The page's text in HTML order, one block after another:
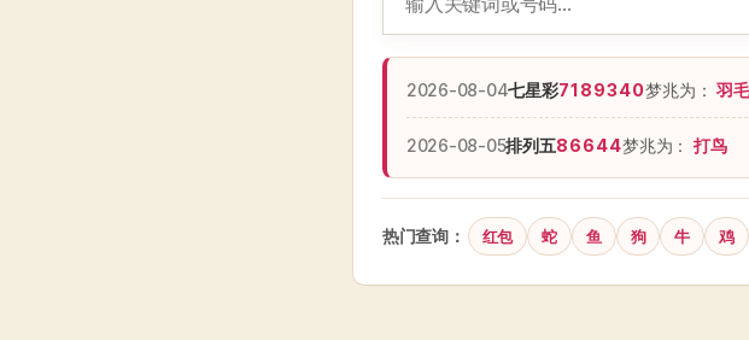
2026-08-04七星彩7189340梦兆为：羽
2026-08-05排列五86644梦兆为： 打鸟
热门查询： 红包 蛇 鱼 狗 牛 鸡